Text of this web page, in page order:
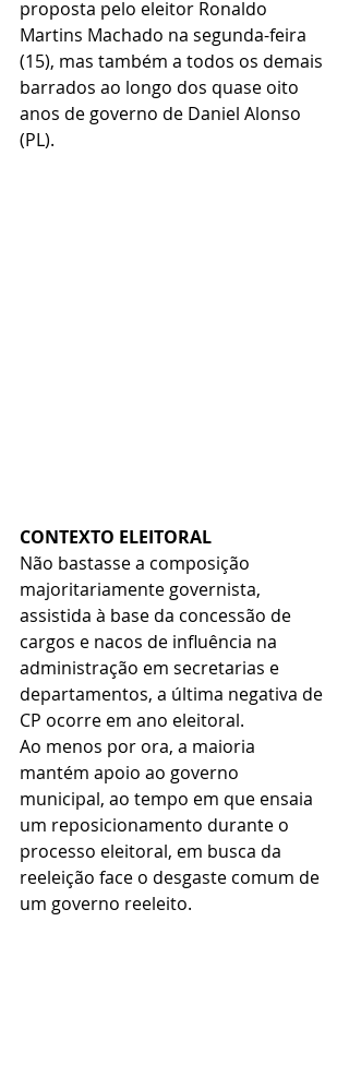
proposta pelo eleitor Ronaldo
Martins Machado na segunda-feira
(15), mas também a todos os demais
barrados ao longo dos quase oito
anos de governo de Daniel Alonso
(PL).
CONTEXTO ELEITORAL
Não bastasse a composição
majoritariamente governista,
assistida à base da concessão de
cargos e nacos de influência na
administração em secretarias e
departamentos, a última negativa de
CP ocorre em ano eleitoral.
Ao menos por ora, a maioria
mantém apoio ao governo
municipal, ao tempo em que ensaia
um reposicionamento durante o
processo eleitoral, em busca da
reeleição face o desgaste comum de
um governo reeleito.